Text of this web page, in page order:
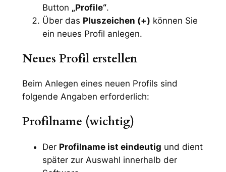
Button „Profile“.
Über das Pluszeichen (+) können Sie
ein neues Profil anlegen.
Neues Profil erstellen
Beim Anlegen eines neuen Profils sind
folgende Angaben erforderlich:
Profilname (wichtig)
Der Profilname ist eindeutig und dient
später zur Auswahl innerhalb der